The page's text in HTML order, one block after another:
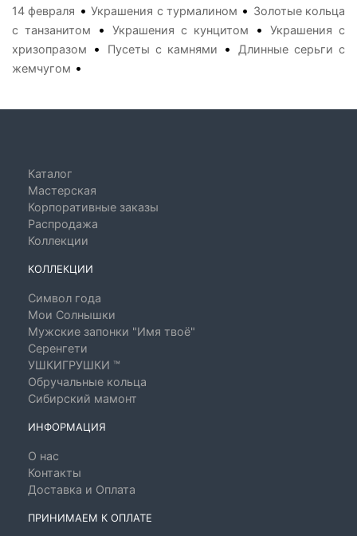
14 февраля •Украшения с турмалином • Золотые кольца
с танзанитом
• Украшения с кунцитом • Украшения с
хризопразом
• Пусеты с камнями •
Длинные серьги с
жемчугом •
Каталог
Мастерская
Корпоративные заказы
Распродажа
Коллекции
КОЛЛЕКЦИИ
Символ года
Мои Солнышки
Мужские запонки "Имя твоё"
Серенгети
УШКИГРУШКИ ™
Обручальные кольца
Сибирский мамонт
ИНФОРМАЦИЯ
О нас
Контакты
Доставка и Оплата
ПРИНИМАЕМ К ОПЛАТЕ